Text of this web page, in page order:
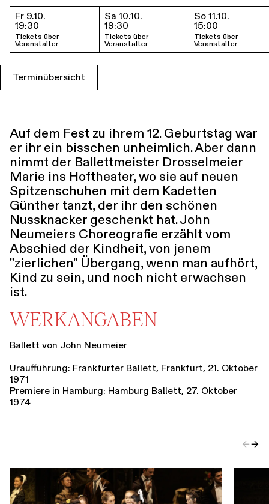
Führungen Jobs Kontakt
Termine & Tickets
Fr 9.10.
19:30
Tickets über
Veranstalter
Sa 10.10.
19:30
Tickets über
Veranstalter
So 11.10.
15:00
Tickets über
Veranstalter
Terminübersicht
Auf dem Fest zu ihrem 12. Geburtstag war
er ihr ein bisschen unheimlich. Aber dann
nimmt der Ballettmeister Drosselmeier
Marie ins Hoftheater, wo sie auf neuen
Spitzenschuhen mit dem Kadetten
Günther tanzt, der ihr den schönen
Nussknacker geschenkt hat. John
Neumeiers Choreografie erzählt vom
Abschied der Kindheit, von jenem
"zierlichen" Übergang, wenn man aufhört,
Kind zu sein, und noch nicht erwachsen
ist.
WERKANGABEN
Ballett von John Neumeier
Uraufführung: Frankfurter Ballett, Frankfurt, 21. Oktober
1971
Premiere in Hamburg: Hamburg Ballett, 27. Oktober
1974
←→